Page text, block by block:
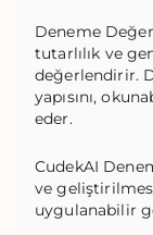
Deneme
tutarlılık ve
değerlendirir.
yapısını,
eder.
CudekAI
ve
uygulanabilir